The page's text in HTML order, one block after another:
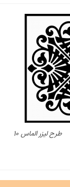
طرح لیزر الماس 10